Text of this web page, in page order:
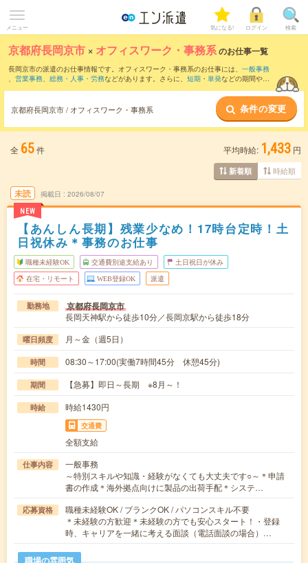
メニュー 気になる! ログイン 検索
京都府長岡京市 × オフィスワーク・事務系のお仕事一覧
長岡京市の派遣のお仕事情報です。オフィスワーク・事務系のお仕事には、 一般事務
、 営業事務、 総務・人事・労務などがあります。さらに、 短期 ・ 単発などの期間や、
京都府長岡京市 / オフィスワーク・事務系 条件の変更
全 65件 平均時給: 1,433 円
新着順 時給順
未読
NEW
掲載日 2026/08/07
【あんしん長期】残業少なめ！17時台定時！土
日祝休み＊事務のお仕事
職種未経験OK 交通費別途支給あり 土日祝日が休み
在宅・リモート WEB登録OK 派遣
勤務地 京都府長岡京市
長岡天神駅から徒歩10分／長岡京駅から徒歩18分
曜日頻度 月～金（週5日）
時間 08:30～17:00(実働7時間45分 休憩45分)
期間 【急募】即日～長期 ※8月～！
時給 時給1430円
交通費
全額支給
仕事内容
一般事務
～特別スキルや知識・経験がなくても大丈夫です○～＊申請
書の作成＊海外拠点向けに製品の出荷手配＊システ…
応募資格
職種未経験OK / ブランクOK / パソコンスキル不要
＊未経験の方歓迎＊未経験の方でも安心スタート！・登録
時、キャリアを一緒に考える面談（電話面談の場合）…
職場の雰囲気